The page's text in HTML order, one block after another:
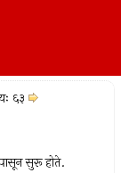
६३
सुरू होते.